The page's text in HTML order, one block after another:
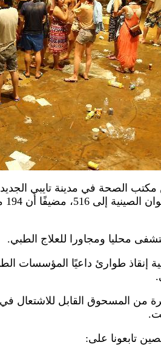
(شينخوا) أعلن مكتب الصحة في مدينة
طوارئ داعيًا المؤسسات
من المسحوق القابل للاشتعال في
تابعونا على: